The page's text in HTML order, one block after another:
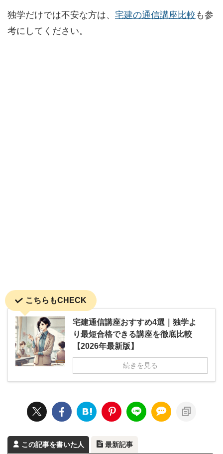
独学だけでは不安な方は、 宅建の通信講座比較 も参
考にしてください。
こちらもCHECK
宅建通信講座おすすめ4選｜独学よ
り最短合格できる講座を徹底比較
【2026年最新版】
続きを見る
この記事を書いた人 最新記事